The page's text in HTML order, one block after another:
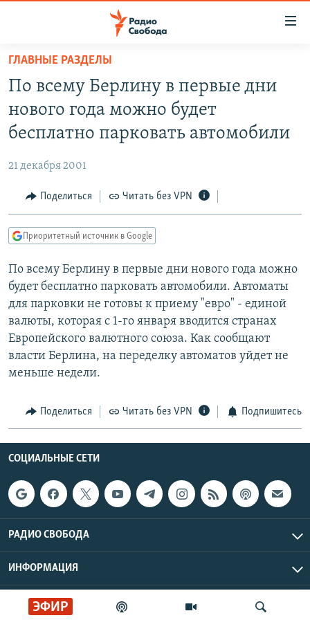
упрощенного
доступа
основному
Вернутся
Вернутся
поиску
АВТОРСКИЕ ПРОЕКТЫ
МНЕНИЯ
КУЛЬТУРА
КАВКАЗ.РЕАЛИИ
СЕВЕР.РЕАЛИИ
СИБИРЬ.РЕАЛИИ
РАСПИСАНИЕ ВЕЩАНИЯ
ПОДПИШИТЕСЬ НА РАССЫЛКУ
Все сайты РСЕ/РС
ЭФИР
ГЛАВНЫЕ РАЗДЕЛЫ
По всему Берлину в первые дни
нового года можно будет
бесплатно парковать автомобили
21 декабря 2001
Поделиться Читать без VPN
Приоритетный источник в Google
По всему Берлину в первые дни нового года можно
будет бесплатно парковать автомобили. Автоматы
для парковки не готовы к приему "евро" - единой
валюты, которая с 1-го января вводится странах
Европейского валютного союза. Как сообщают
власти Берлина, на переделку автоматов уйдет не
меньше недели.
Поделиться Читать без VPN Подпишитесь
СОЦИАЛЬНЫЕ СЕТИ
РАДИО СВОБОДА
ИНФОРМАЦИЯ
Радио Свобода © 2026 RFE/RL, Inc. | Все права защищены.